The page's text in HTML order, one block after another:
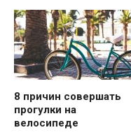
8 причин совершать
прогулки на
велосипеде